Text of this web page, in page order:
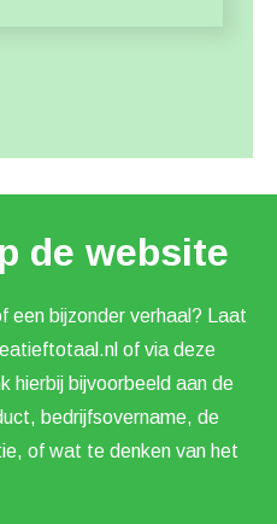
de website
een bijzonder verhaal? Laat
of via deze
hierbij bijvoorbeeld aan de
bedrijfsovername, de
of wat te denken van het